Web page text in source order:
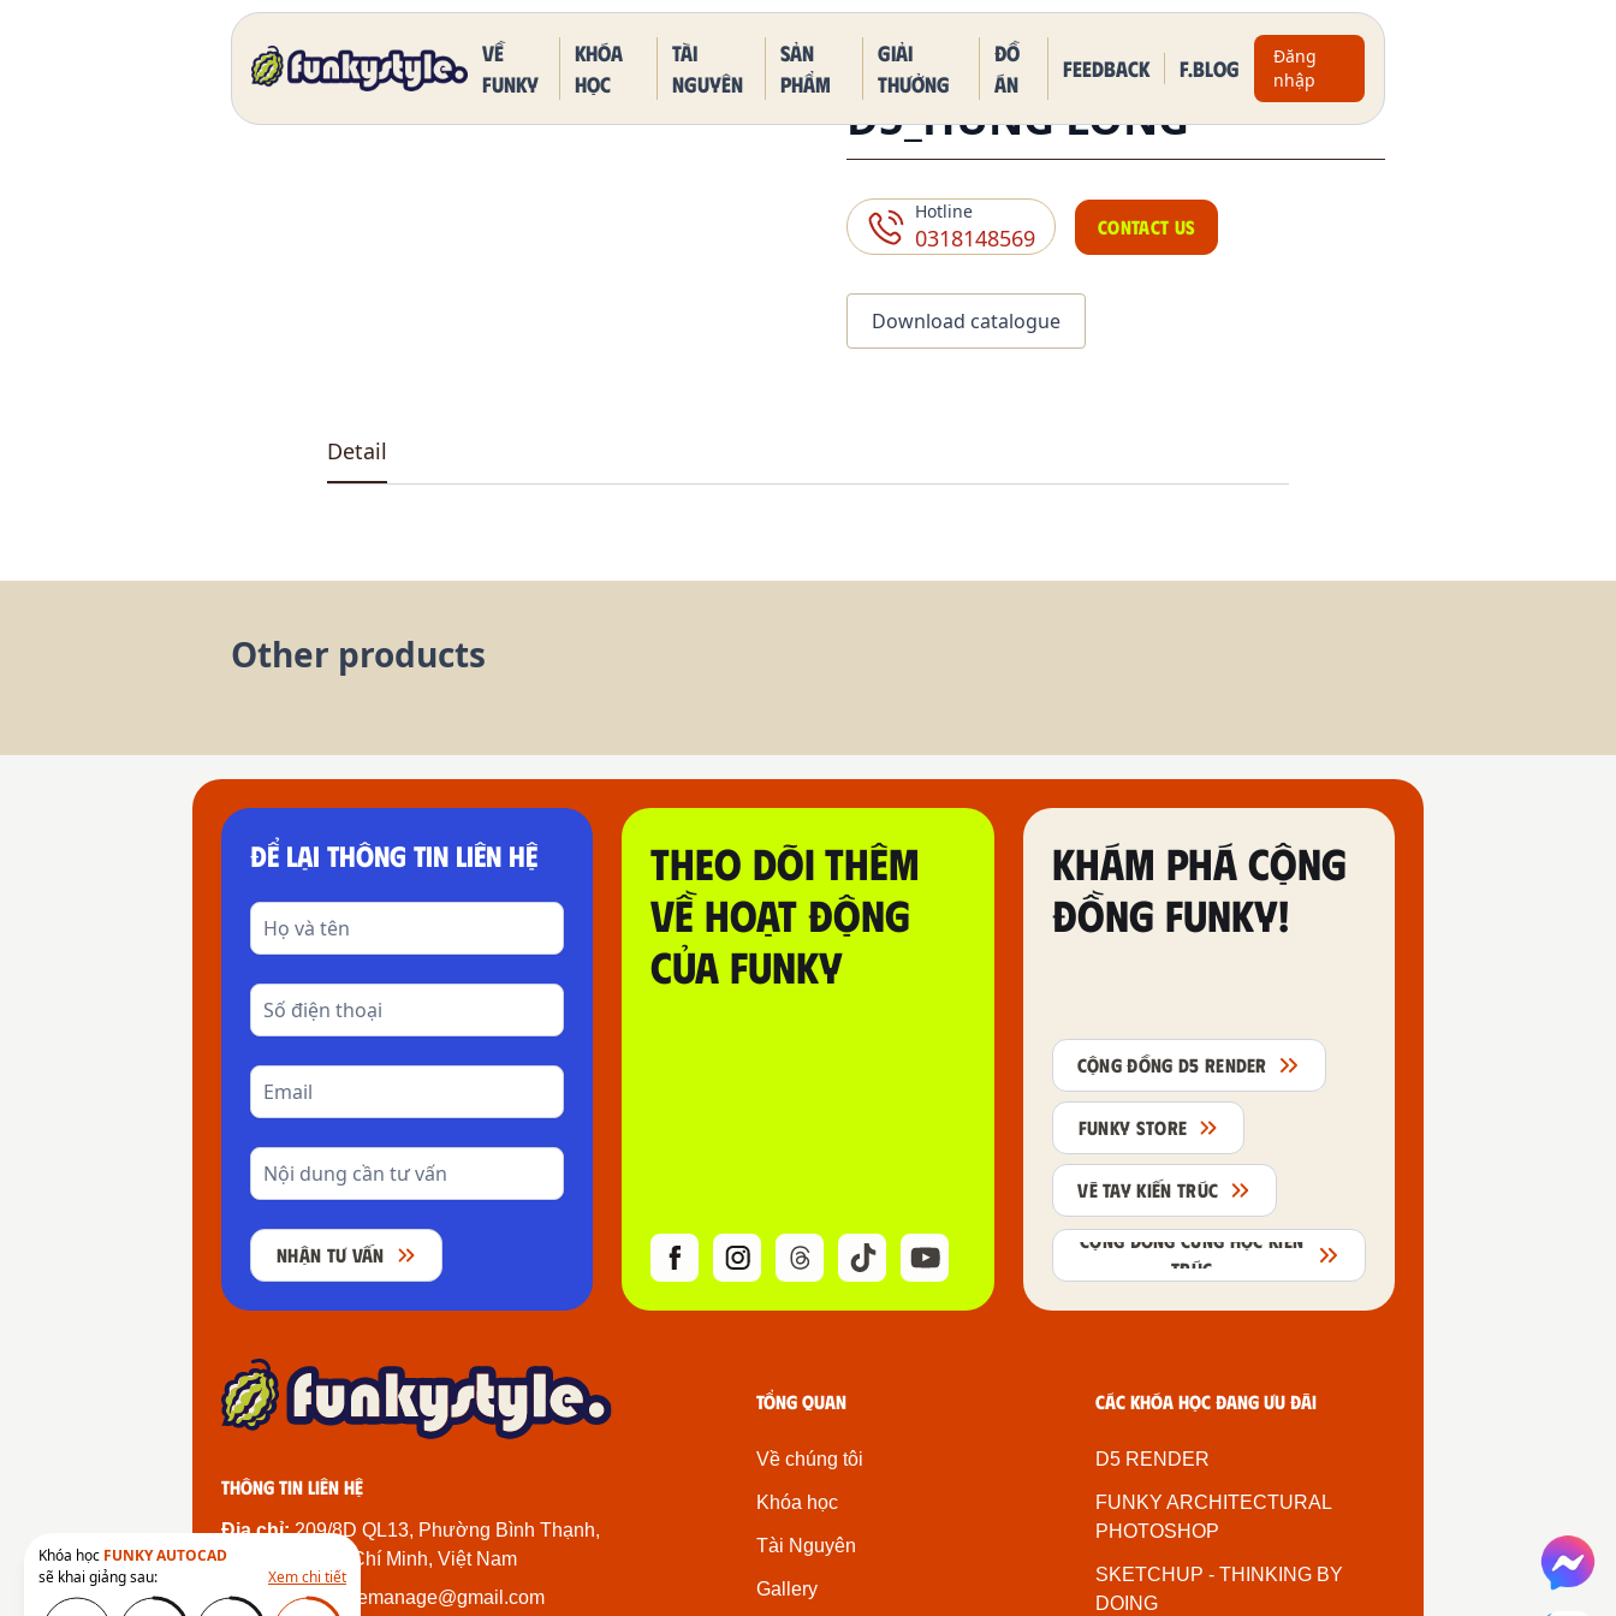
Khóa học FUNKY AUTOCAD
sẽ khai giảng sau:
Xem chi tiết
Về
funky
Khóa
học
Tài
nguyên
Sản
phẩm
Giải
thưởng
Đồ
án
Feedback F.BLOG
Đăng
nhập
Home Our Products DK 5011 One Piece Kaido Blue Dragon Form
D5_HUNG LONG
Hotline
0318148569 CONTACT US
Download catalogue
Detail
Other products
ĐỂ LẠI THÔNG TIN LIÊN HỆ
NHẬN TƯ VẤN
THEO DÕI THÊM
VỀ HOẠT ĐỘNG
CỦA FUNKY
KHÁM PHÁ CỘNG
ĐỒNG FUNKY!
CỘNG ĐỒNG D5 RENDER
FUNKY STORE
VẼ TAY KIẾN TRÚC
CỘNG ĐỒNG CÙNG HỌC KIẾN
TRÚC
Thông tin liên hệ
Địa chỉ:209/8D QL13, Phường Bình Thạnh,
Thành Phố Hồ Chí Minh, Việt Nam
Email:
funkystylemanage@gmail.com
Tổng quan
Về chúng tôi
Khóa học
Tài Nguyên
Gallery
Các khóa học đang ưu đãi
D5 RENDER
FUNKY ARCHITECTURAL
PHOTOSHOP
SKETCHUP - THINKING BY
DOING